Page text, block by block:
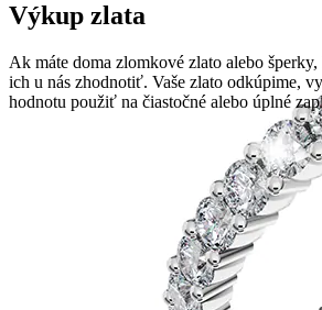
Výkup zlata
Ak máte doma zlomkové zlato alebo šperky,
ich u nás zhodnotiť. Vaše zlato odkúpime,
hodnotu použiť na čiastočné alebo úplné